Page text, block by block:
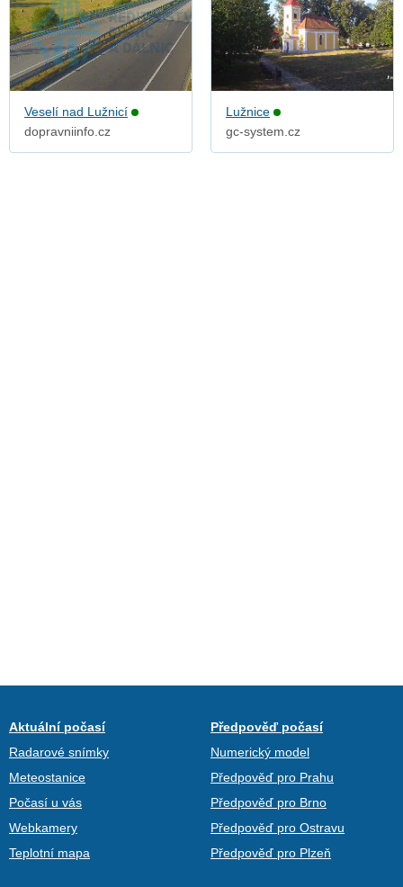
Veselí nad Lužnicí
dopravniinfo.cz
Lužnice
gc-system.cz
Aktuální počasí
Radarové snímky
Meteostanice
Počasí u vás
Webkamery
Teplotní mapa
Předpověď počasí
Numerický model
Předpověď pro Prahu
Předpověď pro Brno
Předpověď pro Ostravu
Předpověď pro Plzeň